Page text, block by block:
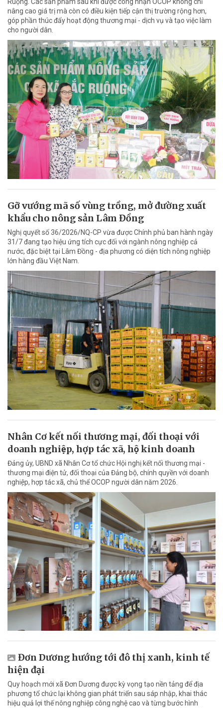
Ruộng. Các sản phẩm sau khi được công nhận OCOP không chỉ
nâng cao giá trị mà còn có điều kiện tiếp cận thị trường rộng hơn,
góp phần thúc đẩy hoạt động thương mại - dịch vụ và tạo việc làm
cho người dân.
Gỡ vướng mã số vùng trồng, mở đường xuất
khẩu cho nông sản Lâm Đồng
Nghị quyết số 36/2026/NQ-CP vừa được Chính phủ ban hành ngày
31/7 đang tạo hiệu ứng tích cực đối với ngành nông nghiệp cả
nước, đặc biệt tại Lâm Đồng - địa phương có diện tích nông nghiệp
lớn hàng đầu Việt Nam.
Nhân Cơ kết nối thương mại, đối thoại với
doanh nghiệp, hợp tác xã, hộ kinh doanh
Đảng ủy, UBND xã Nhân Cơ tổ chức Hội nghị kết nối thương mại -
thương mại điện tử, đối thoại của Đảng bộ, chính quyền với doanh
nghiệp, hợp tác xã, chủ thể OCOP người dân năm 2026.
Đơn Dương hướng tới đô thị xanh, kinh tế
hiện đại
Quy hoạch mới xã Đơn Dương được kỳ vọng tạo nền tảng để địa
phương tổ chức lại không gian phát triển sau sáp nhập, khai thác
hiệu quả lợi thế nông nghiệp công nghệ cao và từng bước hình